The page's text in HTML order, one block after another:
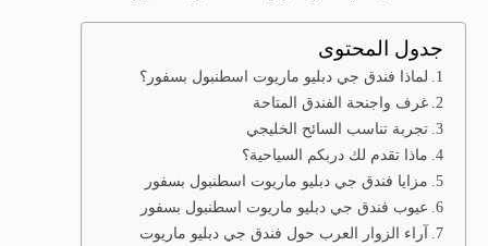
جدول المحتوى
لماذا فندق جي دبليو ماريوت اسطنبول بسفور؟
غرف واجنحة الفندق المتاحة
تجربة تناسب السائح الخليجي
ماذا تقدم لك دربكم السياحية؟
مزايا فندق جي دبليو ماريوت اسطنبول بسفور
عيوب فندق جي دبليو ماريوت اسطنبول بسفور
آراء الزوار العرب حول فندق جي دبليو ماريوت